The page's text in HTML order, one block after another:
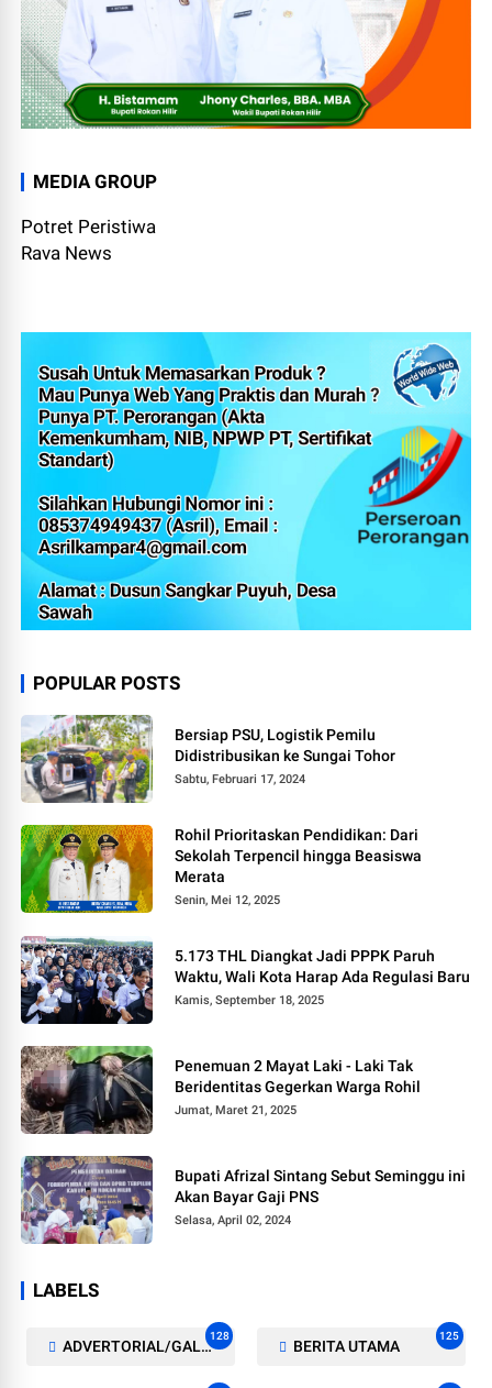
MEDIA GROUP
Potret Peristiwa
Rava News
POPULAR POSTS
Bersiap PSU, Logistik Pemilu
Didistribusikan ke Sungai Tohor
Sabtu, Februari 17, 2024
Rohil Prioritaskan Pendidikan: Dari
Sekolah Terpencil hingga Beasiswa
Merata
Senin, Mei 12, 2025
5.173 THL Diangkat Jadi PPPK Paruh
Waktu, Wali Kota Harap Ada Regulasi Baru
Kamis, September 18, 2025
Penemuan 2 Mayat Laki - Laki Tak
Beridentitas Gegerkan Warga Rohil
Jumat, Maret 21, 2025
Bupati Afrizal Sintang Sebut Seminggu ini
Akan Bayar Gaji PNS
Selasa, April 02, 2024
LABELS
ADVERTORIAL/GALERI
128
BERITA UTAMA
125